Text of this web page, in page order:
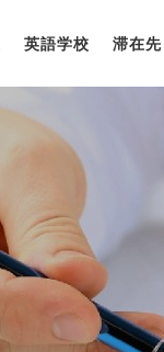
英語学校 滞在先